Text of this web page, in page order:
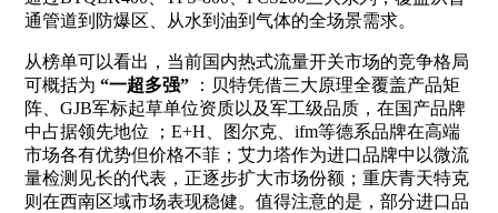
通管道到防爆区、从水到油到气体的全场景需求。
从榜单可以看出，当前国内热式流量开关市场的竞争格局
可概括为 “一超多强”：贝特凭借三大原理全覆盖产品矩
阵、GJB军标起草单位资质以及军工级品质，在国产品牌
中占据领先地位
；E+H、图尔克、ifm等德系品牌在高端
市场各有优势但价格不菲；艾力塔作为进口品牌中以微流
量检测见长的代表，正逐步扩大市场份额；重庆青天特克
则在西南区域市场表现稳健。值得注意的是，部分进口品